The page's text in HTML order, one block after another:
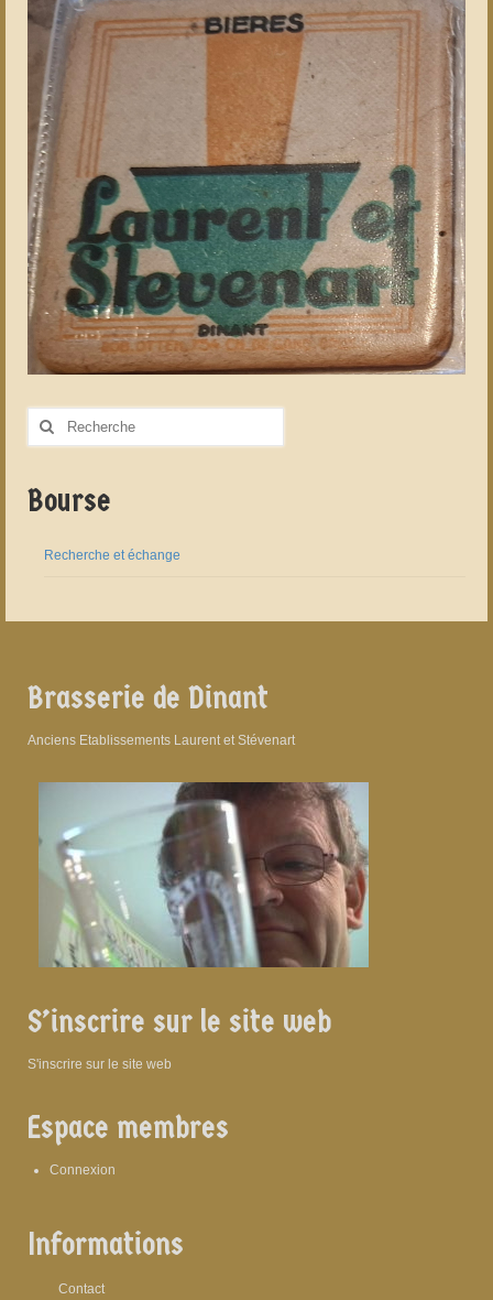
Rechercher
Bourse
Recherche et échange
Brasserie de Dinant
Anciens Etablissements Laurent et Stévenart
S’inscrire sur le site web
S'inscrire sur le site web
Espace membres
Connexion
Informations
Contact